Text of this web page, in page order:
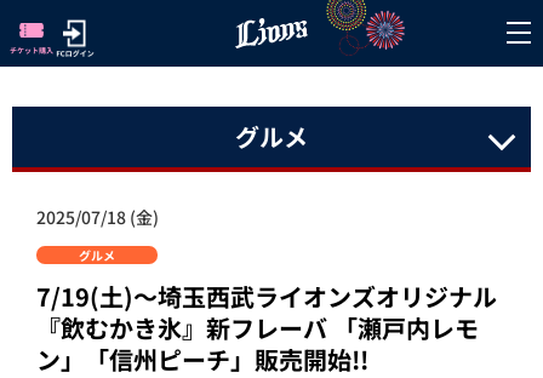
グルメ
2025/07/18 (金)
グルメ
7/19(土)～埼玉西武ライオンズオリジナル
『飲むかき氷』新フレーバ 「瀬戸内レモ
ン」「信州ピーチ」販売開始!!